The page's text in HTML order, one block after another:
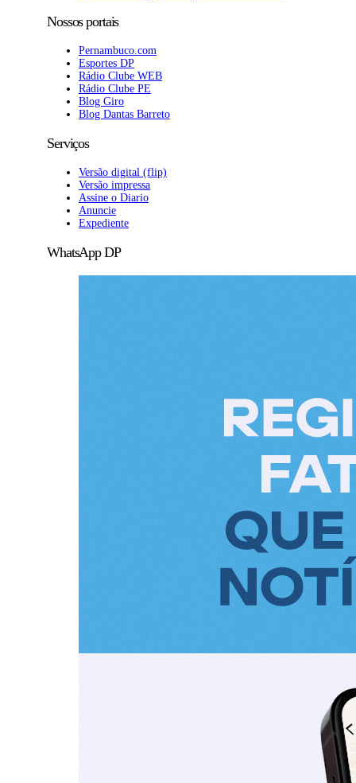
Nossos portais
Pernambuco.com
Esportes DP
Rádio Clube WEB
Rádio Clube PE
Blog Giro
Blog Dantas Barreto
Serviços
Versão digital (flip)
Versão impressa
Assine o Diario
Anuncie
Expediente
WhatsApp DP